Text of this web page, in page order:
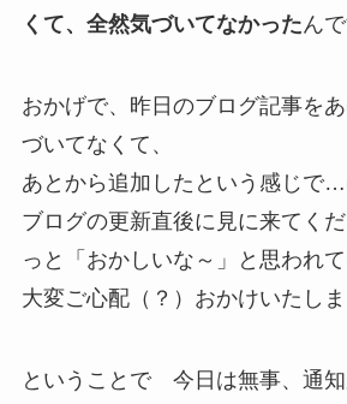
くて、全然気づいてなかったん
おかげで、昨日のブログ記事を
づいてなくて、
あとから追加したという感じで
ブログの更新直後に見に来てく
っと「おかしいな～」と思われ
大変ご心配（？）おかけいたし
ということで 今日は無事、通